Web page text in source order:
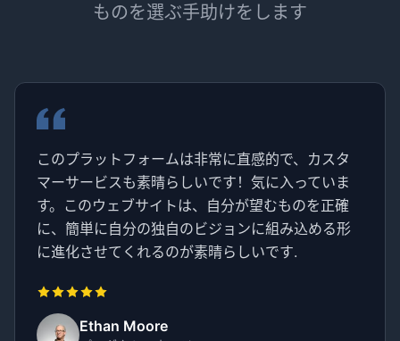
ものを選ぶ手助けをします
このプラットフォームは非常に直感的で、カスタ
マーサービスも素晴らしいです！気に入っていま
す。このウェブサイトは、自分が望むものを正確
に、簡単に自分の独自のビジョンに組み込める形
に進化させてくれるのが素晴らしいです.
Ethan Moore